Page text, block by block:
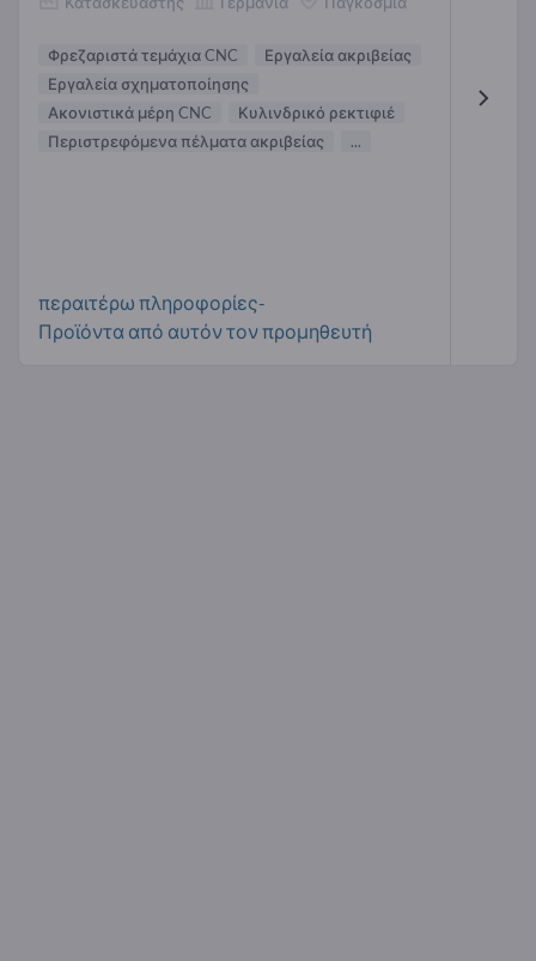
Φρεζαριστά τεμάχια CNC
Εργαλεία ακριβείας
Εργαλεία σχηματοποίησης
Ακονιστικά μέρη CNC
Κυλινδρικό ρεκτιφιέ
Περιστρεφόμενα πέλματα ακριβείας
...
περαιτέρω πληροφορίες-
Προϊόντα από αυτόν τον προμηθευτή